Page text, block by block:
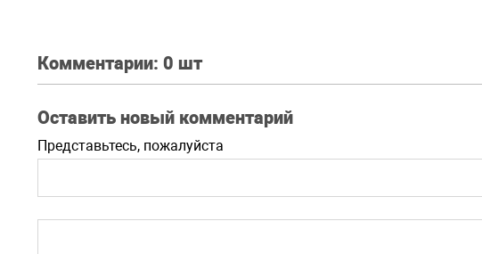
Комментарии: 0 шт
Оставить новый комментарий
Представьтесь, пожалуйста